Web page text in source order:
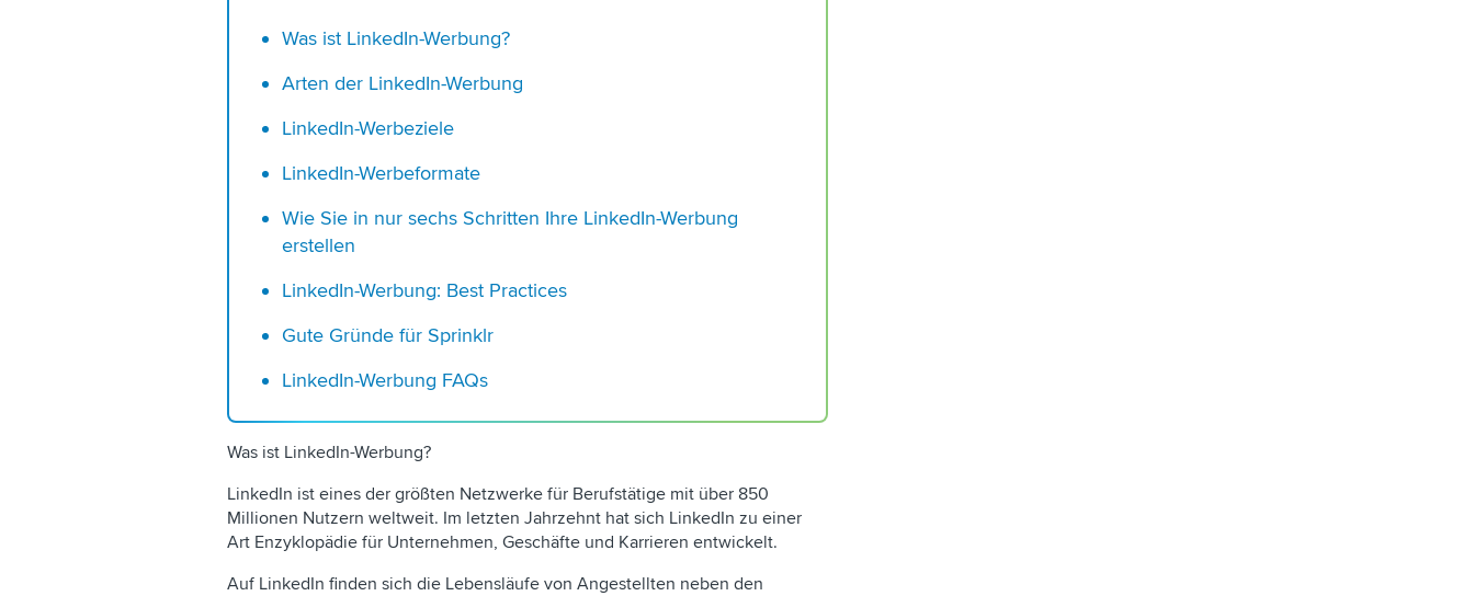
Was ist LinkedIn-Werbung?
Arten der LinkedIn-Werbung
LinkedIn-Werbeziele
LinkedIn-Werbeformate
Wie Sie in nur sechs Schritten Ihre LinkedIn-Werbung
erstellen
LinkedIn-Werbung: Best Practices
Gute Gründe für Sprinklr
LinkedIn-Werbung FAQs
Was ist LinkedIn-Werbung?
LinkedIn ist eines der größten Netzwerke für Berufstätige mit über 850
Millionen Nutzern weltweit. Im letzten Jahrzehnt hat sich LinkedIn zu einer
Art Enzyklopädie für Unternehmen, Geschäfte und Karrieren entwickelt.
Auf LinkedIn finden sich die Lebensläufe von Angestellten neben den